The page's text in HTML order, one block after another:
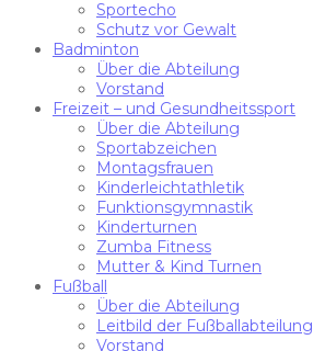
Sportecho
Schutz vor Gewalt
Badminton
Über die Abteilung
Vorstand
Freizeit – und Gesundheitssport
Über die Abteilung
Sportabzeichen
Montagsfrauen
Kinderleichtathletik
Funktionsgymnastik
Kinderturnen
Zumba Fitness
Mutter & Kind Turnen
Fußball
Über die Abteilung
Leitbild der Fußballabteilung
Vorstand